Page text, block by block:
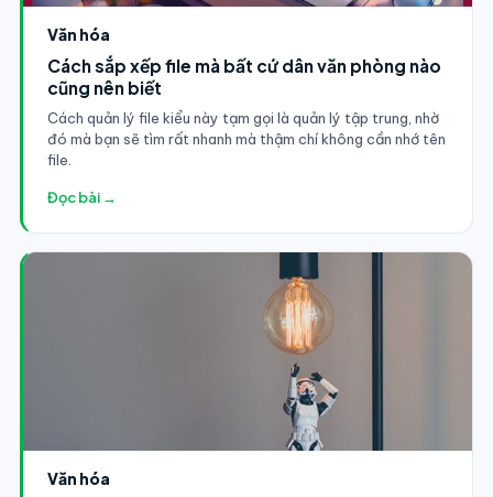
Văn hóa
Cách sắp xếp file mà bất cứ dân văn phòng nào
cũng nên biết
Cách quản lý file kiểu này tạm gọi là quản lý tập trung, nhờ
đó mà bạn sẽ tìm rất nhanh mà thậm chí không cần nhớ tên
file.
Đọc bài →
Văn hóa